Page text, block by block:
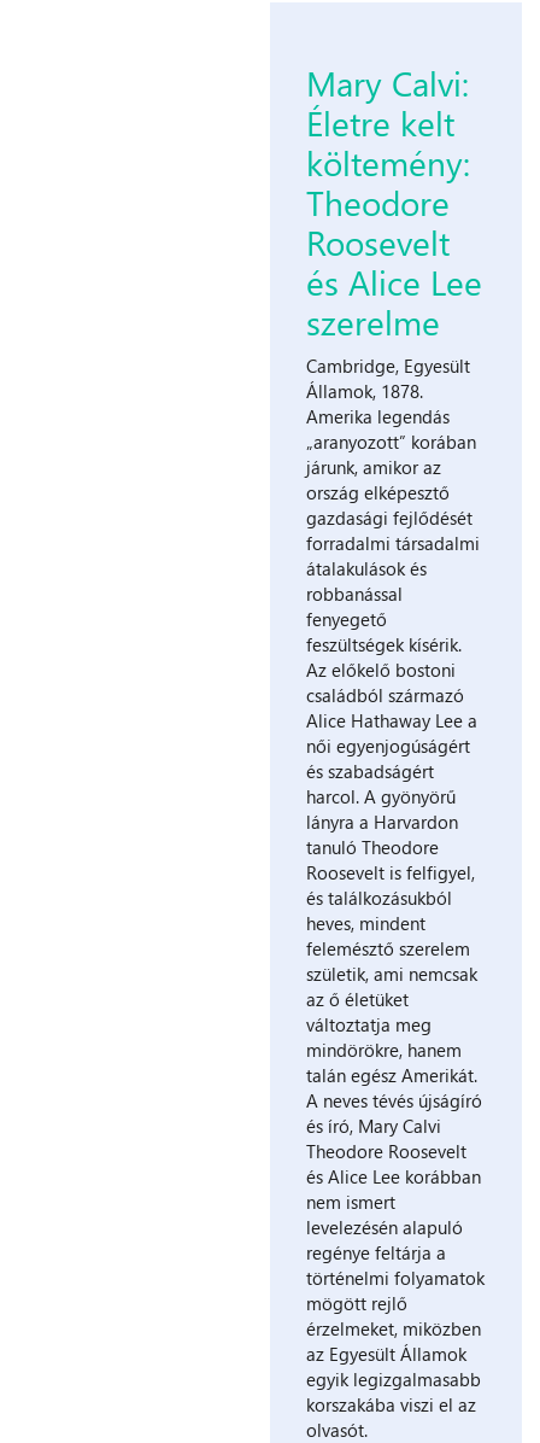
Mary Calvi:
Életre kelt
költemény:
Theodore
Roosevelt
és Alice Lee
szerelme
Cambridge, Egyesült
Államok, 1878.
Amerika legendás
„aranyozott” korában
járunk, amikor az
ország elképesztő
gazdasági fejlődését
forradalmi társadalmi
átalakulások és
robbanással
fenyegető
feszültségek kísérik.
Az előkelő bostoni
családból származó
Alice Hathaway Lee a
női egyenjogúságért
és szabadságért
harcol. A gyönyörű
lányra a Harvardon
tanuló Theodore
Roosevelt is felfigyel,
és találkozásukból
heves, mindent
felemésztő szerelem
születik, ami nemcsak
az ő életüket
változtatja meg
mindörökre, hanem
talán egész Amerikát.
A neves tévés újságíró
és író, Mary Calvi
Theodore Roosevelt
és Alice Lee korábban
nem ismert
levelezésén alapuló
regénye feltárja a
történelmi folyamatok
mögött rejlő
érzelmeket, miközben
az Egyesült Államok
egyik legizgalmasabb
korszakába viszi el az
olvasót.